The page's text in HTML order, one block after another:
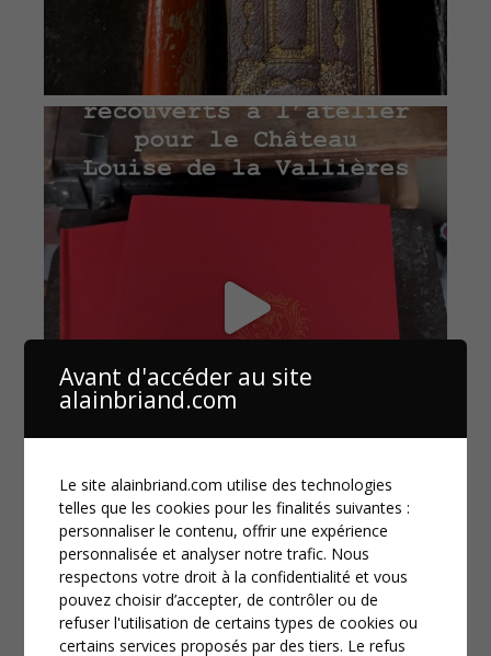
Avant d'accéder au site
alainbriand.com
Le site alainbriand.com utilise des technologies
telles que les cookies pour les finalités suivantes :
personnaliser le contenu, offrir une expérience
personnalisée et analyser notre trafic. Nous
respectons votre droit à la confidentialité et vous
pouvez choisir d’accepter, de contrôler ou de
refuser l'utilisation de certains types de cookies ou
certains services proposés par des tiers. Le refus